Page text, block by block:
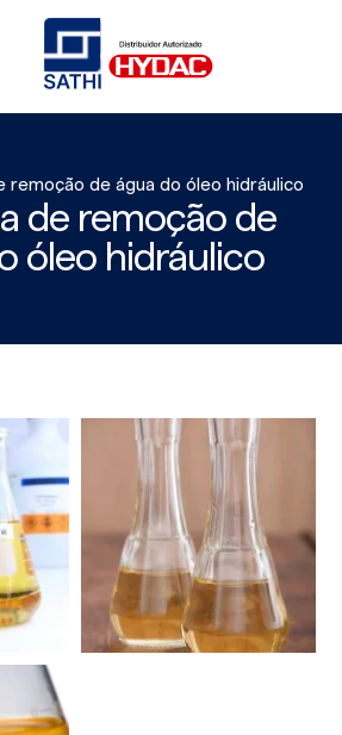
remoção de água do óleo hidráulico
de remoção de
óleo hidráulico